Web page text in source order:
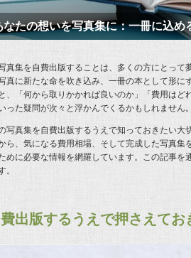
なたの想いを写真集に：一冊に込め
真集を自費出版することは、多くの方にとっ
真に新たな命を吹き込み、一冊の本として形
、「何から取りかかれば良いのか」「費用は
った疑問が次々と浮かんでくるかもしれません
写真集を自費出版するうえで知っておきたい
ら、気になる費用相場、そして完成した写真
めに必要な情報を網羅しています。この記事
。
出版するうえで押さえてお